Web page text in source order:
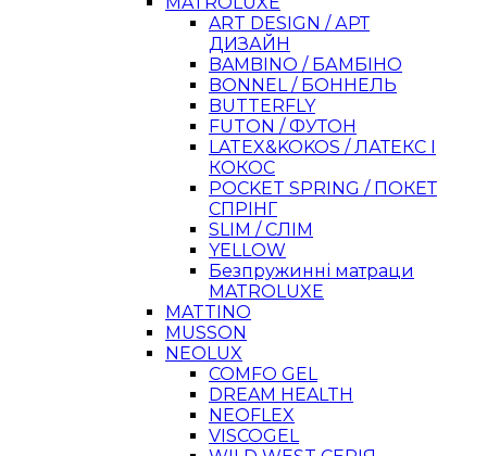
ART DESIGN / АРТ
ДИЗАЙН
BAMBINO / БАМБІНО
BONNEL / БОННЕЛЬ
BUTTERFLY
FUTON / ФУТОН
LATEX&KOKOS / ЛАТЕКС І
КОКОС
POCKET SPRING / ПОКЕТ
СПРІНГ
SLIM / СЛІМ
YELLOW
Безпружинні матраци
MATROLUXE
MATTINO
MUSSON
NEOLUX
COMFO GEL
DREAM HEALTH
NEOFLEX
VISCOGEL